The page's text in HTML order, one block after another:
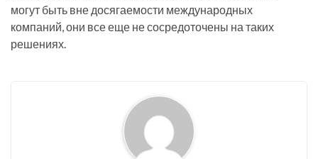
могут быть вне досягаемости международных
компаний, они все еще не сосредоточены на таких
решениях.